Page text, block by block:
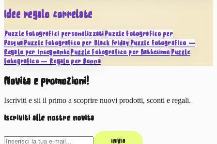
Idee regalo correlate
Puzzle fotografici personalizzatiPuzzle fotografico per
PasquaPuzzle fotografico per Black FridayPuzzle fotografico —
Regalo per InsegnantePuzzle fotografico per BattesimoPuzzle
fotografico — Regalo per Donna
Novità e promozioni!
Iscriviti e sii il primo a scoprire nuovi prodotti, sconti e regali.
Iscriviti alle nostre novità
INVIA